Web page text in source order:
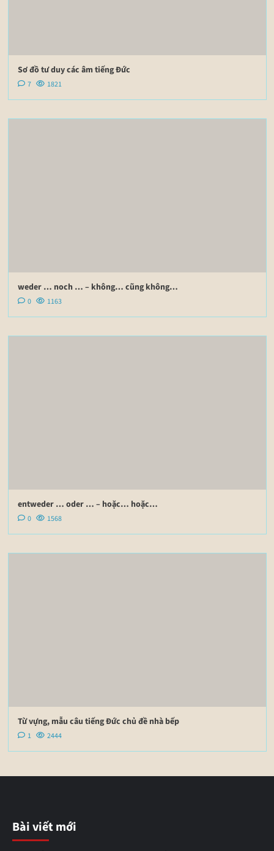
Sơ đồ tư duy các âm tiếng Đức
7 1821
weder … noch … – không… cũng không…
0 1163
entweder … oder … – hoặc… hoặc…
0 1568
Từ vựng, mẫu câu tiếng Đức chủ đề nhà bếp
1 2444
Bài viết mới